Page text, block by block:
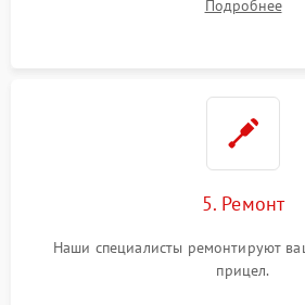
Подробнее
5. Ремонт
Наши специалисты ремонтируют
прицел.